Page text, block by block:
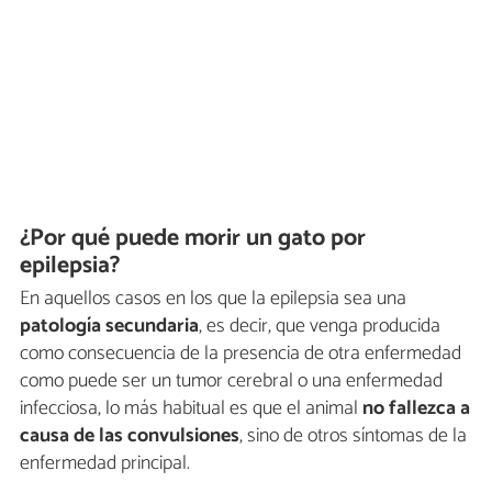
¿Por qué puede morir un gato por
epilepsia?
En aquellos casos en los que la epilepsia sea una
patología secundaria, es decir, que venga producida
como consecuencia de la presencia de otra enfermedad
como puede ser un tumor cerebral o una enfermedad
infecciosa, lo más habitual es que el animal no fallezca a
causa de las convulsiones, sino de otros síntomas de la
enfermedad principal.